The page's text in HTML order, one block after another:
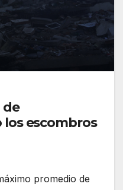
de
los escombros
promedio de